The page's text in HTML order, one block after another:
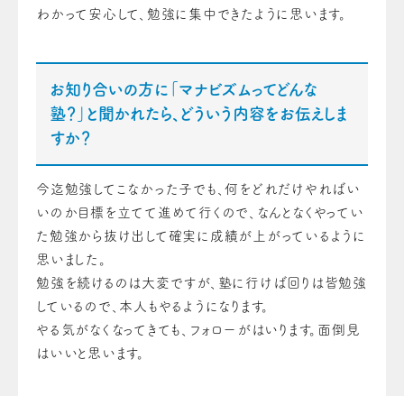
わかって安心して、勉強に集中できたように思います。
お知り合いの方に「マナビズムってどんな
塾？」と聞かれたら、どういう内容をお伝えしま
すか？
今迄勉強してこなかった子でも、何をどれだけやればい
いのか目標を立てて進めて行くので、なんとなくやってい
た勉強から抜け出して確実に成績が上がっているように
思いました。
勉強を続けるのは大変ですが、塾に行けば回りは皆勉強
しているので、本人もやるようになります。
やる気がなくなってきても、フォローがはいります。面倒見
はいいと思います。